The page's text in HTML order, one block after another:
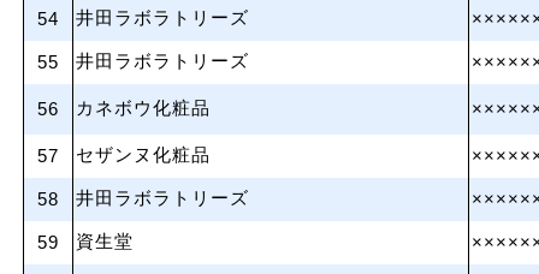
54 井田ラボラトリーズ
55 井田ラボラトリーズ
56 カネボウ化粧品
57 セザンヌ化粧品
58 井田ラボラトリーズ
59 資生堂